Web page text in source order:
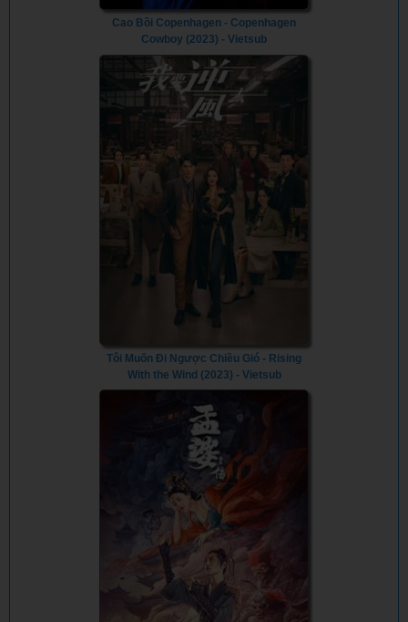
Cao Bồi Copenhagen - Copenhagen
Cowboy (2023) - Vietsub
Tôi Muốn Đi Ngược Chiều Gió - Rising
With the Wind (2023) - Vietsub